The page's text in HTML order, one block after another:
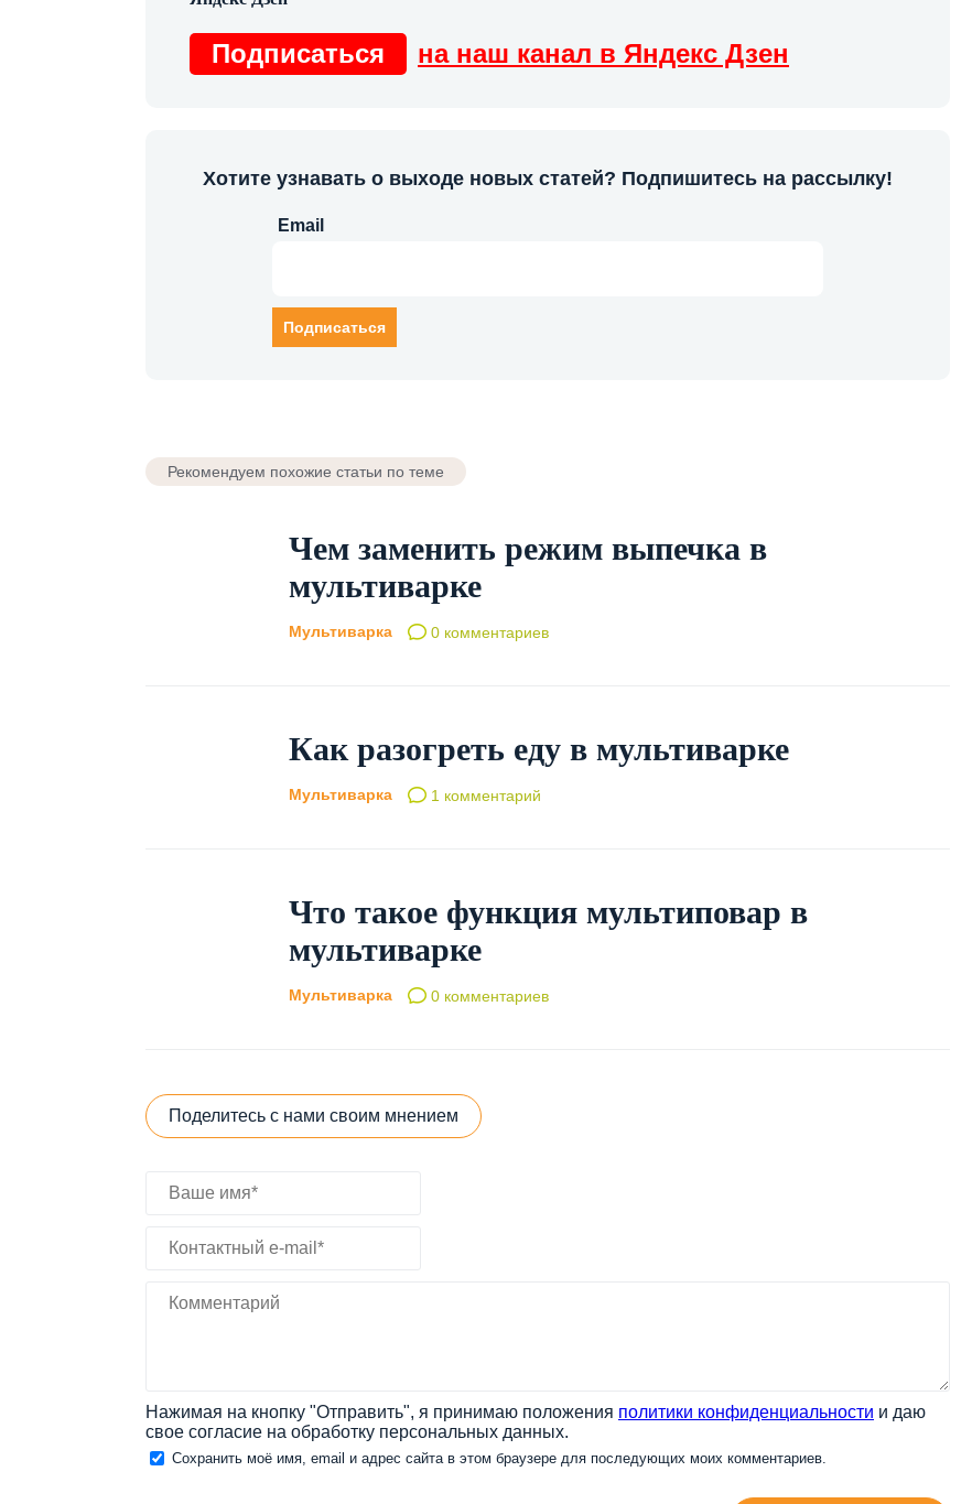
Подписаться на наш канал в Яндекс Дзен
Хотите узнавать о выходе новых статей? Подпишитесь на рассылку!
Email
Рекомендуем похожие статьи по теме
Чем заменить режим выпечка в
мультиварке
Мультиварка 0 комментариев
Как разогреть еду в мультиварке
Мультиварка 1 комментарий
Что такое функция мультиповар в
мультиварке
Мультиварка 0 комментариев
Поделитесь с нами своим мнением
Нажимая на кнопку "Отправить", я принимаю положения политики конфиденциальности и даю
свое согласие на обработку персональных данных.
Сохранить моё имя, email и адрес сайта в этом браузере для последующих моих комментариев.